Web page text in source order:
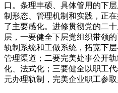
口。条理丰硕、具体管用的下
制形态、管理机制和实践，正
了主要感化。进修贯彻党的二
层，一要健全下层党组织带领
轨制系统和工做系统，拓宽下
管理渠道；二要完美处事公开
化、法式化；三要健全以职工
元办理轨制，完美企业职工参取